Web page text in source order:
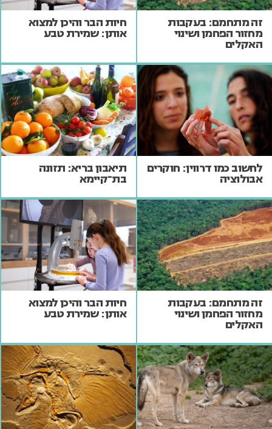
זה מתחמם: בעקבות
מחזור הפחמן ושינוי
האקלים
חיות הבר והיכן למצוא
אותן: שמירת טבע
לחשוב כמו דרווין: חוקרים
אבולוציה
תיאבון בריא: תזונה
בת־קיימא
זה מתחמם: בעקבות
מחזור הפחמן ושינוי
האקלים
חיות הבר והיכן למצוא
אותן: שמירת טבע